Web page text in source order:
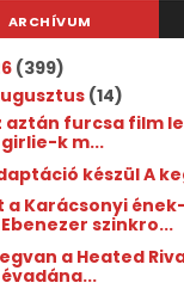
ARCHÍVUM
(399)
(14)
aztán furcsa film
girlie-k m...
készül A
a Karácsonyi
Ebenezer szinkro...
a Heated
évadána...